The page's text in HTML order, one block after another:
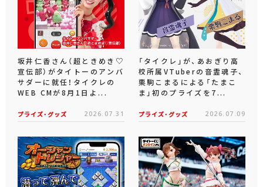
坂井仁香さん（超ときめき♡
宣伝部）がタイトーのアンバ
サダーに就任！タイクレの
WEB CMが8月1日よ...
プライズ・グッズ 2026.07.31
「タイクレ」が、あおぎり高
校所属VTuberの音霊魂子、
栗駒こまるによる「たまこ
ま」初のプライズを7...
プライズ・グッズ 2026.07.09